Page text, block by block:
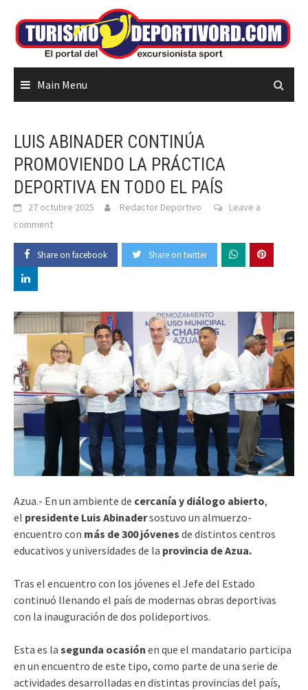
content
Main Menu
LUIS ABINADER CONTINÚA
PROMOVIENDO LA PRÁCTICA
DEPORTIVA EN TODO EL PAÍS
27 octubre 2025 Redactor Deportivo
Leave a
comment
Share on facebook Share on twitter
Azua.- En un ambiente de cercanía y diálogo abierto,
el presidente Luis Abinadersostuvo un almuerzo-
encuentro con más de 300 jóvenes de distintos centros
educativos y universidades de la provincia de Azua.
Tras el encuentro con los jóvenes el Jefe del Estado
continuó llenando el país de modernas obras deportivas
con la inauguración de dos polideportivos.
Esta es la segunda ocasión en que el mandatario participa
en un encuentro de este tipo, como parte de una serie de
actividades desarrolladas en distintas provincias del país,